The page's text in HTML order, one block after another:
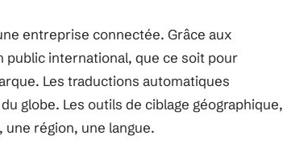
entreprise connectée. Grâce aux
public international, que ce soit pour
Les traductions automatiques
globe. Les outils de ciblage géographique,
une région, une langue.